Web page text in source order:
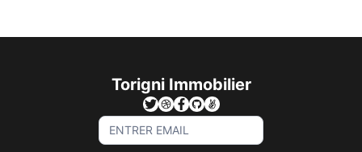
Torigni Immobilier
Sign
Up